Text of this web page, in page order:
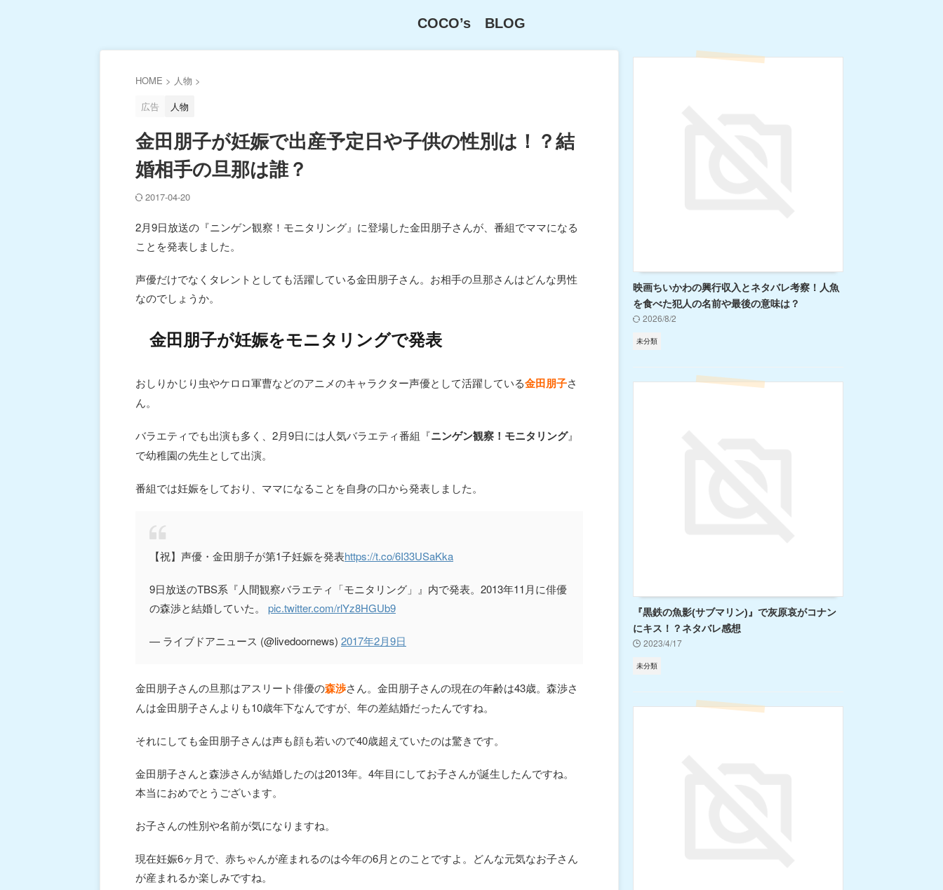
COCO’s BLOG
HOME > 人物 >
広告
人物
金田朋子が妊娠で出産予定日や子供の性別は！？結
婚相手の旦那は誰？
2017-04-20
2月9日放送の『ニンゲン観察！モニタリング』に登場した金田朋子さんが、番組でママになる
ことを発表しました。
声優だけでなくタレントとしても活躍している金田朋子さん。お相手の旦那さんはどんな男性
なのでしょうか。
金田朋子が妊娠をモニタリングで発表
おしりかじり虫やケロロ軍曹などのアニメのキャラクター声優として活躍している金田朋子さ
ん。
バラエティでも出演も多く、2月9日には人気バラエティ番組『ニンゲン観察！モニタリング』
で幼稚園の先生として出演。
番組では妊娠をしており、ママになることを自身の口から発表しました。
【祝】声優・金田朋子が第1子妊娠を発表https://t.co/6I33USaKka
9日放送のTBS系『人間観察バラエティ「モニタリング」』内で発表。2013年11月に俳優
の森渉と結婚していた。 pic.twitter.com/rlYz8HGUb9
— ライブドアニュース (@livedoornews) 2017年2月9日
金田朋子さんの旦那はアスリート俳優の森渉さん。金田朋子さんの現在の年齢は43歳。森渉さ
んは金田朋子さんよりも10歳年下なんですが、年の差結婚だったんですね。
それにしても金田朋子さんは声も顔も若いので40歳超えていたのは驚きです。
金田朋子さんと森渉さんが結婚したのは2013年。4年目にしてお子さんが誕生したんですね。
本当におめでとうございます。
お子さんの性別や名前が気になりますね。
現在妊娠6ヶ月で、赤ちゃんが産まれるのは今年の6月とのことですよ。どんな元気なお子さん
が産まれるか楽しみですね。
映画ちいかわの興行収入とネタバレ考察！人魚
を食べた犯人の名前や最後の意味は？
2026/8/2
未分類
『黒鉄の魚影(サブマリン)』で灰原哀がコナン
にキス！？ネタバレ感想
2023/4/17
未分類